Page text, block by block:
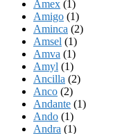
Amex (1)
Amigo (1)
Aminca (2)
Amsel (1)
Amva (1)
Amyl (1)
Ancilla (2)
Anco (2)
Andante (1)
Ando (1)
Andra (1)